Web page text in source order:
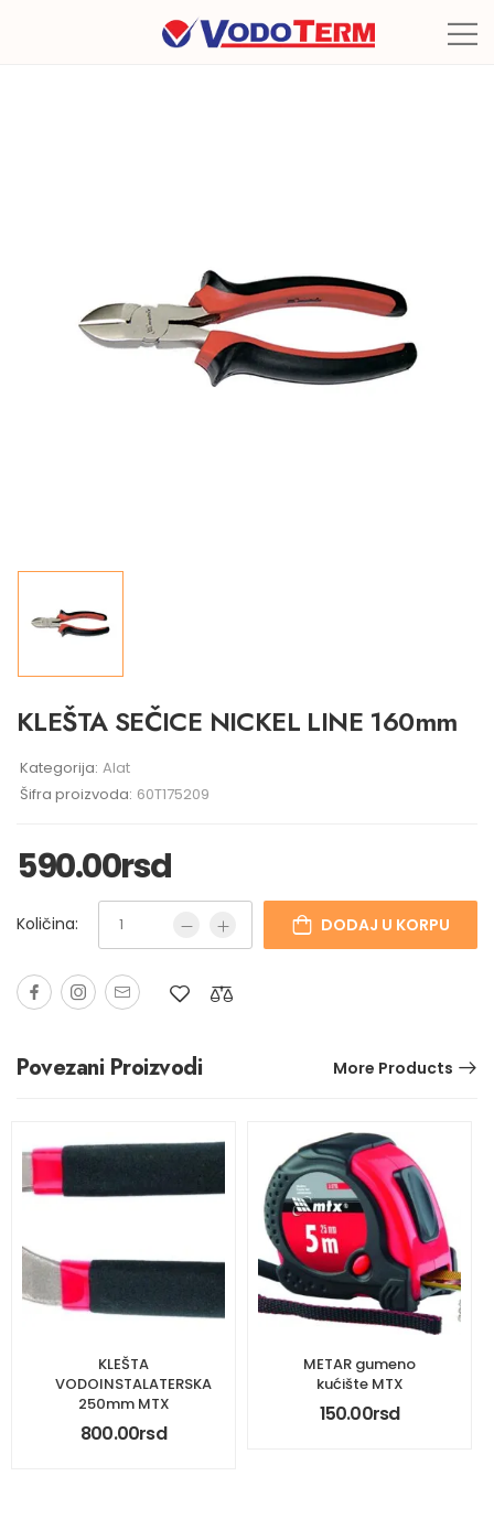
KLEŠTA SEČICE NICKEL LINE 160mm
Kategorija: Alat
Šifra proizvoda: 60T175209
590.00rsd
Količina: DODAJ U KORPU
Povezani Proizvodi More Products
KLEŠTA
VODOINSTALATERSKA
250mm MTX
800.00rsd
METAR gumeno
kućište MTX
150.00rsd